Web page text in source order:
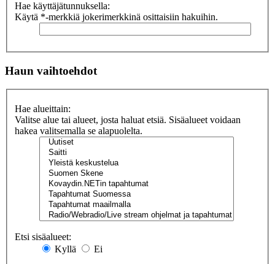
Hae käyttäjätunnuksella:
Käytä *-merkkiä jokerimerkkinä osittaisiin hakuihin.
Haun vaihtoehdot
Hae alueittain:
Valitse alue tai alueet, josta haluat etsiä. Sisäalueet voidaan
hakea valitsemalla se alapuolelta.
Etsi sisäalueet:
Kyllä
Ei